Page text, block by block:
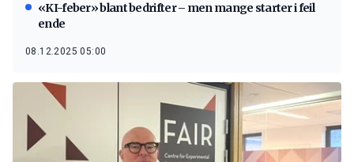
«KI-feber» blant bedrifter – men mange starter i feil
ende
08.12.2025 05:00